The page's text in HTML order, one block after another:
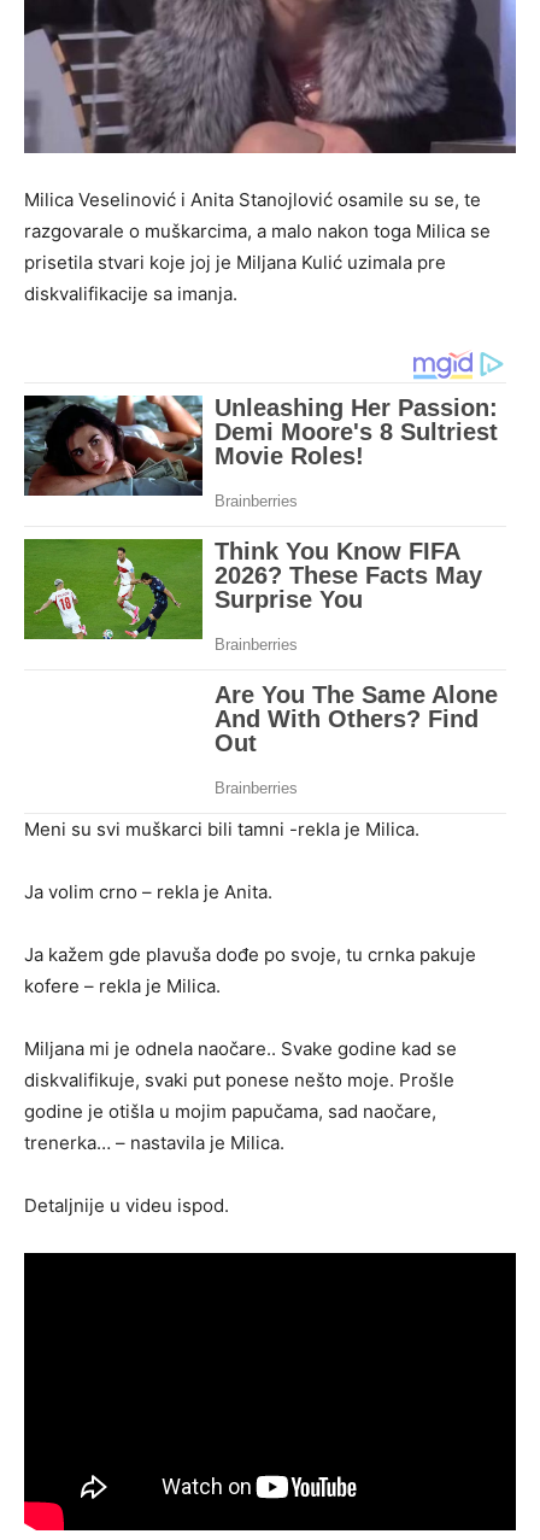
Milica Veselinović i Anita Stanojlović osamile su se, te
razgovarale o muškarcima, a malo nakon toga Milica se
prisetila stvari koje joj je Miljana Kulić uzimala pre
diskvalifikacije sa imanja.
Meni su svi muškarci bili tamni -rekla je Milica.
Ja volim crno – rekla je Anita.
Ja kažem gde plavuša dođe po svoje, tu crnka pakuje
kofere – rekla je Milica.
Miljana mi je odnela naočare.. Svake godine kad se
diskvalifikuje, svaki put ponese nešto moje. Prošle
godine je otišla u mojim papučama, sad naočare,
trenerka… – nastavila je Milica.
Detaljnije u videu ispod.